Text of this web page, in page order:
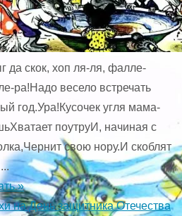
да скок, хоп ля-ля, фалле-
ра!Надо весело встречать
год.Ура!Кусочек угля мама-
поутруИ, начиная с
свою нору.И скоблят
»
на День защитника Отечества